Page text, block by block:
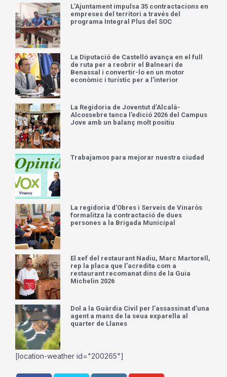
L’Ajuntament impulsa 35 contractacions en
empreses del territori a través del
programa Integral Plus del SOC
La Diputació de Castelló avança en el full
de ruta per a reobrir el Balneari de
Benassal i convertir-lo en un motor
econòmic i turístic per a l’interior
La Regidoria de Joventut d’Alcalà-
Alcossebre tanca l’edició 2026 del Campus
Jove amb un balanç molt positiu
Trabajamos para mejorar nuestra ciudad
La regidoria d’Obres i Serveis de Vinaròs
formalitza la contractació de dues
persones a la Brigada Municipal
El xef del restaurant Nadiu, Marc Martorell,
rep la placa que l’acredita com a
restaurant recomanat dins de la Guia
Michelin 2026
Dol a la Guàrdia Civil per l’assassinat d’una
agent a mans de la seua exparella al
quarter de Llanes
[location-weather id="200265"]